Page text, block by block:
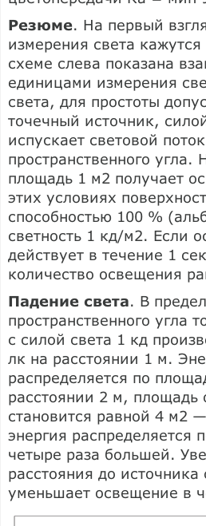
Резюме. На первый
измерения света
схеме слева показана
единицами измерения
света, для простоты
точечный источник,
испускает световой
пространственного угла.
площадь 1 м2 получает
этих условиях
способностью 100 %
светность 1 кд/м2. Если
действует в течение 1
количество освещения
Падение света. В
пространственного угла
с силой света 1 кд
лк на расстоянии 1 м.
распределяется по
расстоянии 2 м, площадь
становится равной 4 м2
энергия распределяется
четыре раза большей.
расстояния до источника
уменьшает освещение в